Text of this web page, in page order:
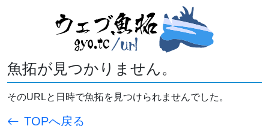
魚拓が見つかりません。
そのURLと日時で魚拓を見つけられませんでした。
TOPへ戻る